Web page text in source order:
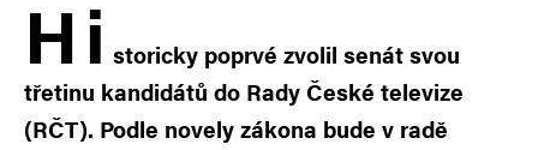
Hi storicky poprvé zvolil senát svou
třetinu kandidátů do Rady České televize
(RČT). Podle novely zákona bude v radě